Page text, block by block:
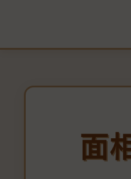
面